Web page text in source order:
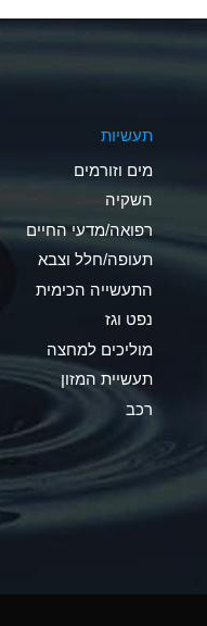
C
A
*
A
B
תעשיות
מים וזורמים
השקיה
רפואה/מדעי החיים
תעופה/חלל וצבא
התעשייה הכימית
נפט וגז
מוליכים למחצה
תעשיית המזון
רכב